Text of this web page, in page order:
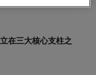
在三大核心支柱之